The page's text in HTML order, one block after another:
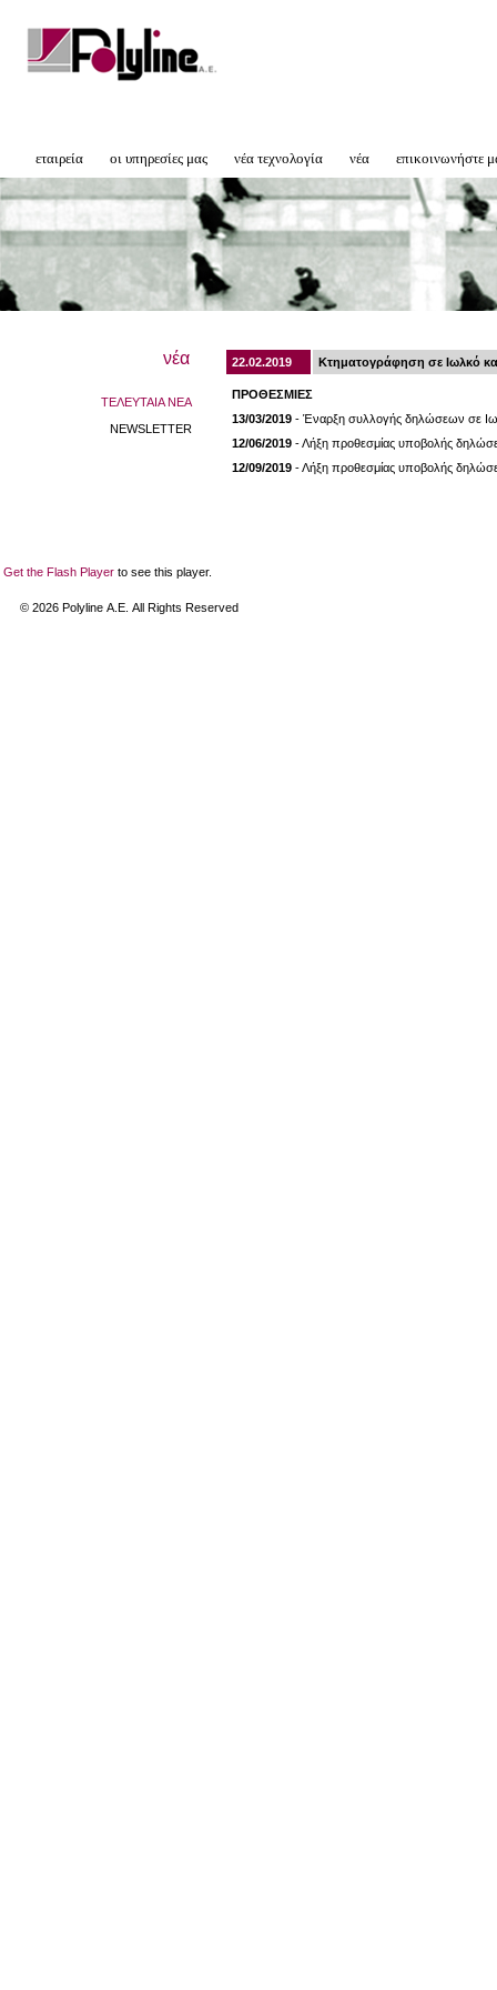
εταιρεία οι υπηρεσίες μας νέα τεχνολογία νέα επικοινωνήστε
νέα
ΤΕΛΕΥΤΑΙΑ ΝΕΑ
NEWSLETTER
22.02.2019 Κτηματογράφηση σε Ιωλκό
ΠΡΟΘΕΣΜΙΕΣ
13/03/2019 - Έναρξη συλλογής δηλώσεων σε
12/06/2019 - Λήξη προθεσμίας υποβολής
12/09/2019 - Λήξη προθεσμίας υποβολής
Get the Flash Player to see this player.
© 2026 Polyline Α.Ε. All Rights Reserved